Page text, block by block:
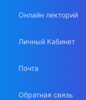
Онлайн лекторий
Личный Кабинет
Почта
Обратная связь